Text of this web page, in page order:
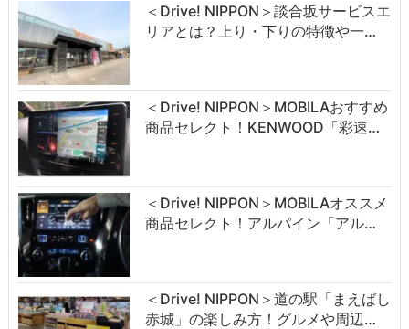
＜Drive! NIPPON＞談合坂サービスエ
リアとは？上り・下りの特徴や一…
＜Drive! NIPPON＞MOBILAおすすめ
商品セレクト！KENWOOD「彩速…
＜Drive! NIPPON＞MOBILAオススメ
商品セレクト！アルパイン「アル…
＜Drive! NIPPON＞道の駅「まえばし
赤城」の楽しみ方！グルメや周辺…